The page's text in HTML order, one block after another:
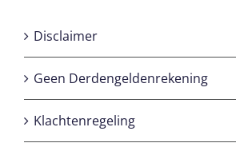
Disclaimer
Geen Derdengeldenrekening
Klachtenregeling